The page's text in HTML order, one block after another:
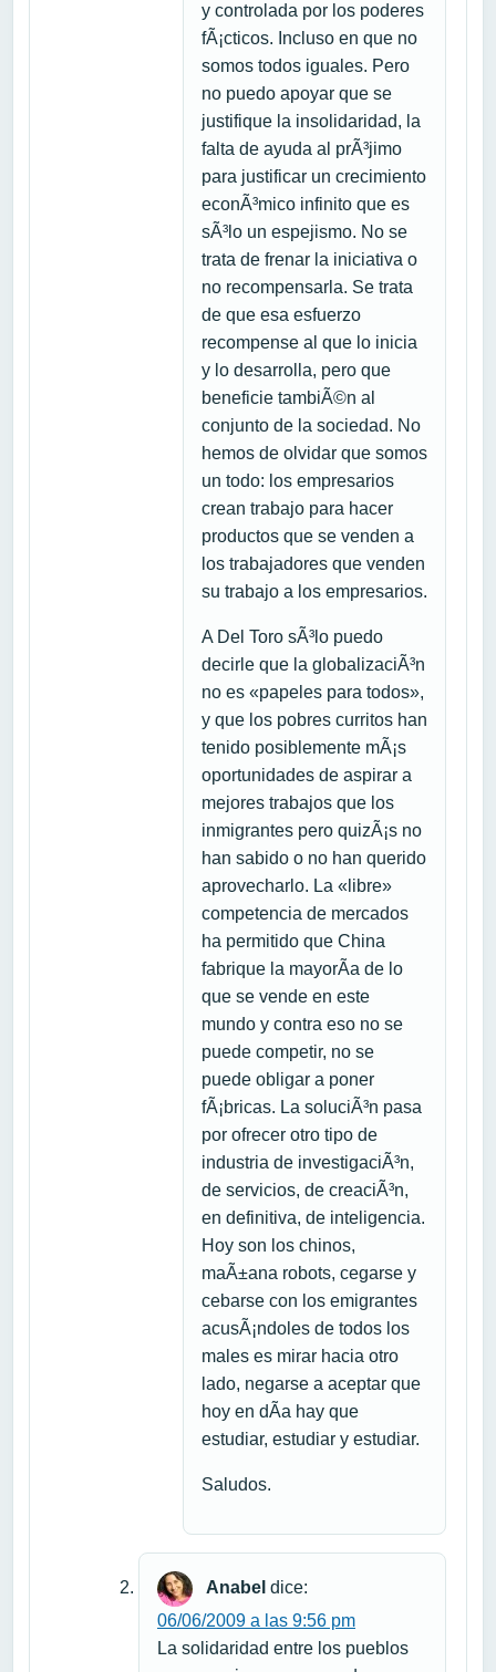
y controlada por los poderes
fÃ¡cticos. Incluso en que no
somos todos iguales. Pero
no puedo apoyar que se
justifique la insolidaridad, la
falta de ayuda al prÃ³jimo
para justificar un crecimiento
econÃ³mico infinito que es
sÃ³lo un espejismo. No se
trata de frenar la iniciativa o
no recompensarla. Se trata
de que esa esfuerzo
recompense al que lo inicia
y lo desarrolla, pero que
beneficie tambiÃ©n al
conjunto de la sociedad. No
hemos de olvidar que somos
un todo: los empresarios
crean trabajo para hacer
productos que se venden a
los trabajadores que venden
su trabajo a los empresarios.
A Del Toro sÃ³lo puedo
decirle que la globalizaciÃ³n
no es «papeles para todos»,
y que los pobres curritos han
tenido posiblemente mÃ¡s
oportunidades de aspirar a
mejores trabajos que los
inmigrantes pero quizÃ¡s no
han sabido o no han querido
aprovecharlo. La «libre»
competencia de mercados
ha permitido que China
fabrique la mayorÃ­a de lo
que se vende en este
mundo y contra eso no se
puede competir, no se
puede obligar a poner
fÃ¡bricas. La soluciÃ³n pasa
por ofrecer otro tipo de
industria de investigaciÃ³n,
de servicios, de creaciÃ³n,
en definitiva, de inteligencia.
Hoy son los chinos,
maÃ±ana robots, cegarse y
cebarse con los emigrantes
acusÃ¡ndoles de todos los
males es mirar hacia otro
lado, negarse a aceptar que
hoy en dÃ­a hay que
estudiar, estudiar y estudiar.
Saludos.
Anabel dice:
06/06/2009 a las 9:56 pm
La solidaridad entre los pueblos